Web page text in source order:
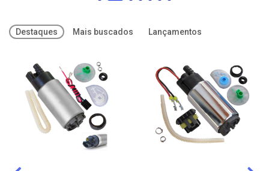
Destaques Mais buscados Lançamentos